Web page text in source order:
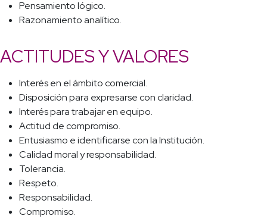
Pensamiento lógico.
Razonamiento analítico.
ACTITUDES Y VALORES
Interés en el ámbito comercial.
Disposición para expresarse con claridad.
Interés para trabajar en equipo.
Actitud de compromiso.
Entusiasmo e identificarse con la Institución.
Calidad moral y responsabilidad.
Tolerancia.
Respeto.
Responsabilidad.
Compromiso.